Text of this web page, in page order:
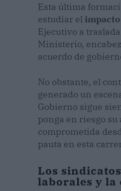
Esta última
estudiar el
Ejecutivo a
Ministerio,
acuerdo de
No obstante, el
generado un
Gobierno sigue
ponga en riesgo
comprometida
pauta en esta
Los
laborales y